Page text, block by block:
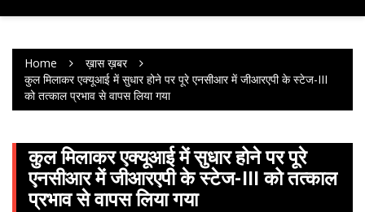
Home
ख़ास ख़बर
कुल मिलाकर एक्यूआई में सुधार होने पर पूरे एनसीआर में जीआरएपी के स्टेज-III
को तत्काल प्रभाव से वापस लिया गया
कुल मिलाकर एक्यूआई में सुधार होने पर पूरे
एनसीआर में जीआरएपी के स्टेज-III को तत्काल
प्रभाव से वापस लिया गया